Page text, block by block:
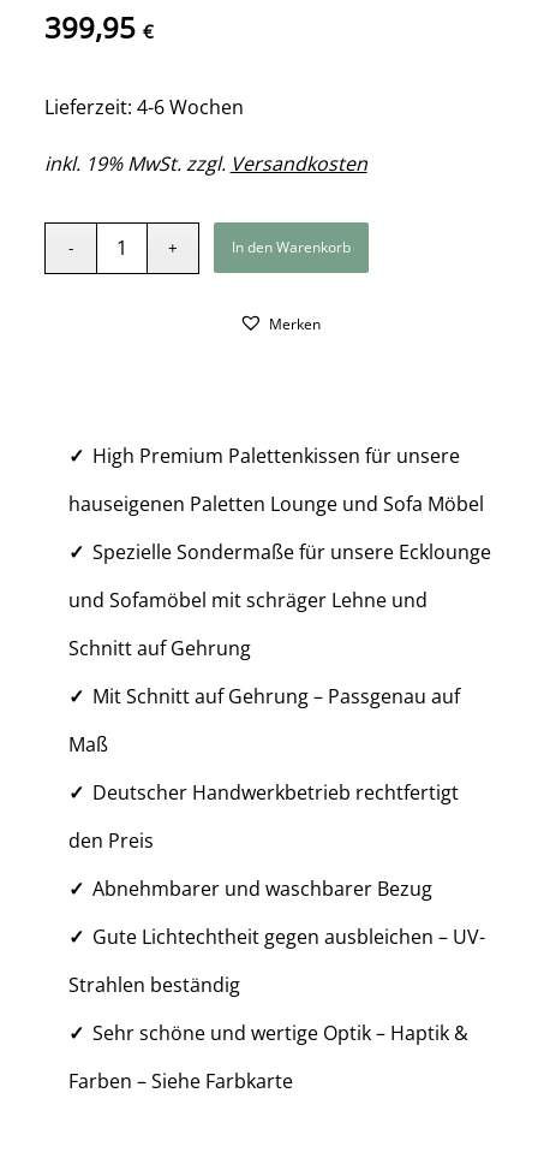
399,95 €
Lieferzeit: 4-6 Wochen
inkl. 19% MwSt. zzgl. Versandkosten
In den Warenkorb
Merken
High Premium Palettenkissen für unsere
hauseigenen Paletten Lounge und Sofa Möbel
Spezielle Sondermaße für unsere Ecklounge
und Sofamöbel mit schräger Lehne und
Schnitt auf Gehrung
Mit Schnitt auf Gehrung – Passgenau auf
Maß
Deutscher Handwerkbetrieb rechtfertigt
den Preis
Abnehmbarer und waschbarer Bezug
Gute Lichtechtheit gegen ausbleichen – UV-
Strahlen beständig
Sehr schöne und wertige Optik – Haptik &
Farben – Siehe Farbkarte